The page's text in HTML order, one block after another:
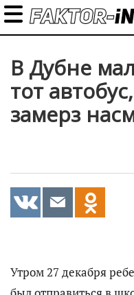
В Дубне
тот
замерз
Утром 27 декабря